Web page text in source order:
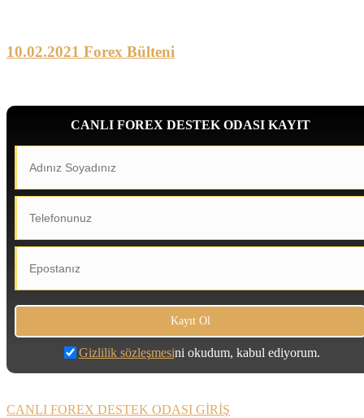
10.02.2021 Forex Bülteni
CANLI FOREX DESTEK ODASI KAYIT
Gizlilik sözleşmesini okudum, kabul ediyorum.
CANLI FOREX DESTEK ODASI GİRİŞ